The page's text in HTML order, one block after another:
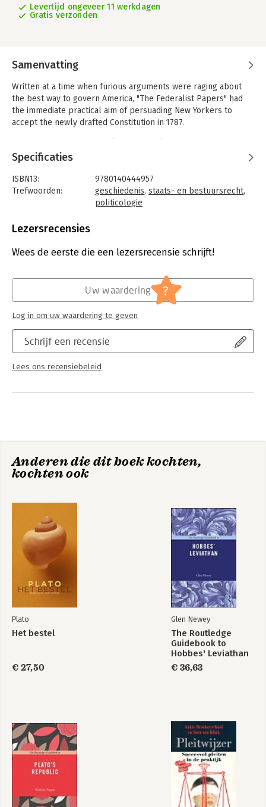
Levertijd ongeveer 11 werkdagen
Gratis verzonden
Samenvatting
Written at a time when furious arguments were raging about
the best way to govern America, "The Federalist Papers" had
the immediate practical aim of persuading New Yorkers to
accept the newly drafted Constitution in 1787.
also transcended contemporary debate to win them a lasting
place in discussions of American political theory. Acclaimed by
Thomas Jefferson as 'the best commentary on the principles of
government which ever was written', "The Federalist Papers"
make a powerful case for power-sharing between State and
largely unchanged for two hundred years.
Specificaties
ISBN13:
9780140444957
Trefwoorden:
geschiedenis, staats- en bestuursrecht,
politicologie
Bindwijze:
Uitgever:
Penguin Books
Hoofdrubriek:
Jongbloed:
Lezersrecensies
Wees de eerste die een lezersrecensie schrijft!
Schrijf een recensie
Lees ons recensiebeleid
Uw waardering ?
Log in om uw waardering te geven
Anderen die dit boek kochten,
kochten ook
Plato
Het bestel
€ 27,50
Glen Newey
The Routledge
Guidebook to
Hobbes' Leviathan
€ 36,63